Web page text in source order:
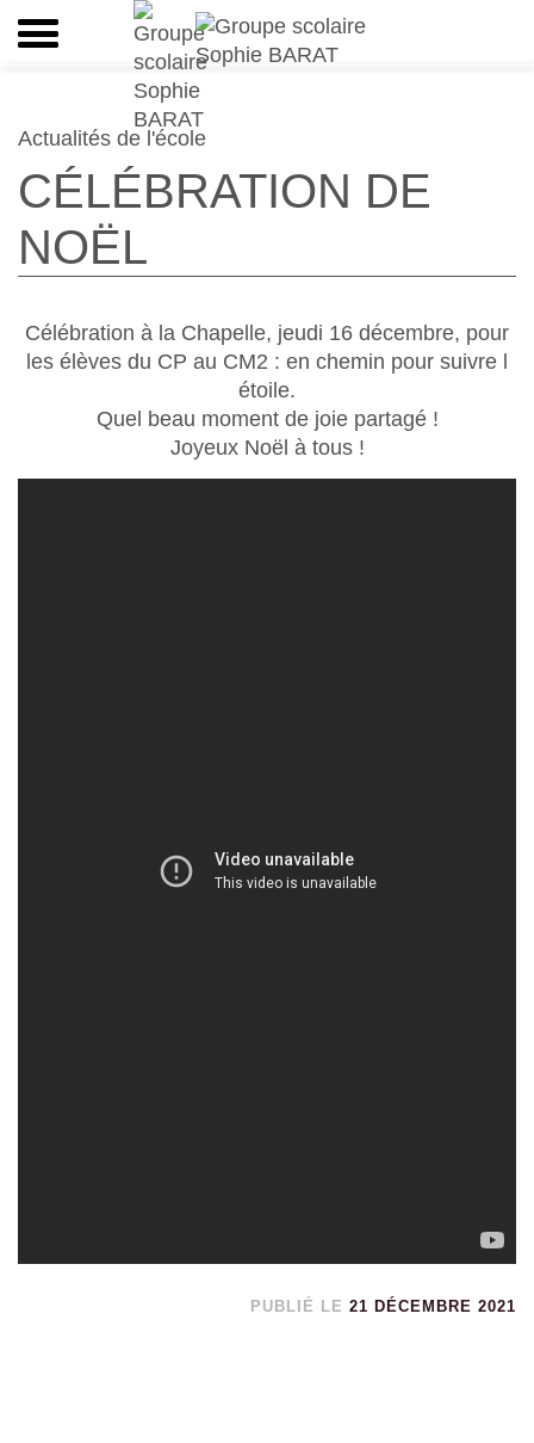
Actualités de l'école
CÉLÉBRATION DE
NOËL
Célébration à la Chapelle, jeudi 16 décembre, pour
les élèves du CP au CM2 : en chemin pour suivre l
étoile.
Quel beau moment de joie partagé !
Joyeux Noël à tous !
PUBLIÉ LE 21 DÉCEMBRE 2021